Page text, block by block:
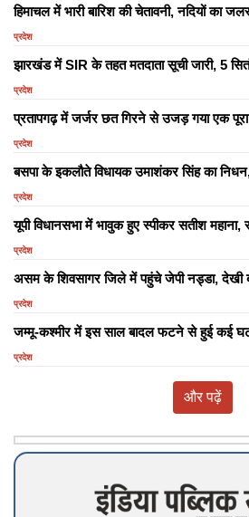
हिमाचल में भारी बारिश की चेतावनी, नदियों का
प्रदेश
झारखंड में SIR के तहत मतदाता सूची जारी, 5
प्रदेश
प्रतापगढ़ में जर्जर छत गिरने से उजड़ गया एक पूरा
प्रदेश
बसपा के इकलौते विधायक उमाशंकर सिंह का निधन,
प्रदेश
यूपी विधानसभा में भावुक हुए स्पीकर सतीश महाना,
प्रदेश
असम के शिवसागर जिले में पहुंचे जेपी नड्डा, देखी
प्रदेश
जम्मू-कश्मीर में इस साल बादल फटने से हुई कई
प्रदेश
और पढ़ें